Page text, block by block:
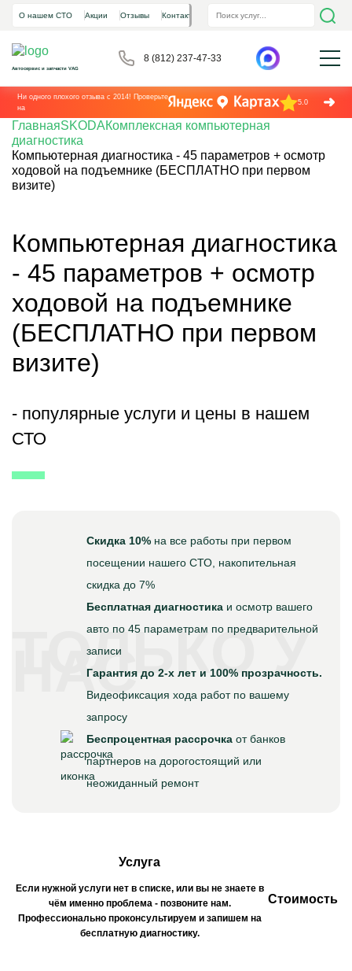
О нашем СТО Акции Отзывы Контакты
Автосервис и запчасти VAG
8 (812) 237-47-33
Ни одного плохого отзыва с 2014! Проверьте
на
5.0
ГлавнаяSKODAКомплексная компьютерная
диагностика
Компьютерная диагностика - 45 параметров + осмотр
ходовой на подъемнике (БЕСПЛАТНО при первом
визите)
Компьютерная диагностика
- 45 параметров + осмотр
ходовой на подъемнике
(БЕСПЛАТНО при первом
визите)
- популярные услуги и цены в нашем
СТО
Скидка 10% на все работы при первом
посещении нашего СТО, накопительная
скидка до 7%
Бесплатная диагностика и осмотр вашего
авто по 45 параметрам по предварительной
записи
Гарантия до 2-х лет и 100% прозрачность.
Видеофиксация хода работ по вашему
запросу
Беспроцентная рассрочка от банков
партнеров на дорогостоящий или
неожиданный ремонт
ТОЛЬКО У
НАС
Услуга
Если нужной услуги нет в списке, или вы не знаете в
чём именно проблема - позвоните нам.
Профессионально проконсультируем и запишем на
бесплатную диагностику.
Стоимость